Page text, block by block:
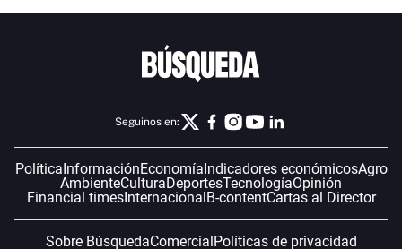
Seguinos en:
PolíticaInformaciónEconomíaIndicadores económicosAgro
AmbienteCulturaDeportesTecnologíaOpinión
Financial timesInternacionalB-contentCartas al Director
Sobre BúsquedaComercialPolíticas de privacidad